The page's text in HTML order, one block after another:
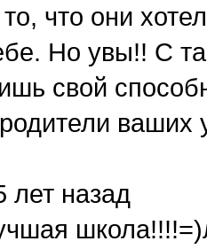
то, что они
Но увы!! С
свой
ваших
лет назад